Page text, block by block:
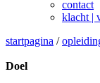
contact
klacht |
startpagina /
Doel